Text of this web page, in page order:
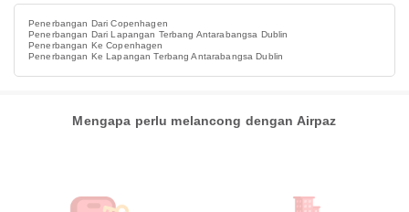
Penerbangan Dari Copenhagen
Penerbangan Dari Lapangan Terbang Antarabangsa Dublin
Penerbangan Ke Copenhagen
Penerbangan Ke Lapangan Terbang Antarabangsa Dublin
Mengapa perlu melancong dengan Airpaz